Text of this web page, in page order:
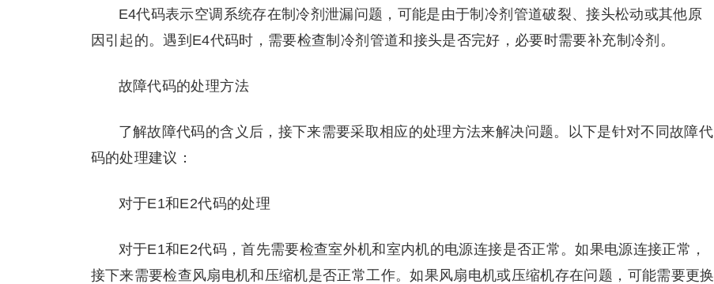
E4代码表示空调系统存在制冷剂泄漏问题，可能是由于制冷剂管道破裂、接头松动或其他原
因引起的。遇到E4代码时，需要检查制冷剂管道和接头是否完好，必要时需要补充制冷剂。
故障代码的处理方法
了解故障代码的含义后，接下来需要采取相应的处理方法来解决问题。以下是针对不同故障代
码的处理建议：
对于E1和E2代码的处理
对于E1和E2代码，首先需要检查室外机和室内机的电源连接是否正常。如果电源连接正常，
接下来需要检查风扇电机和压缩机是否正常工作。如果风扇电机或压缩机存在问题，可能需要更换